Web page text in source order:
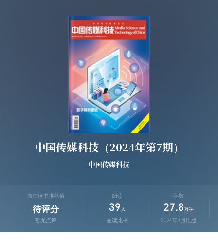
中国传媒科技（2024年第7期）
中国传媒科技
微信读书推荐值
待评分
暂无点评
阅读
39 人
在读此书
字数
27.8 万字
2024年7月出版